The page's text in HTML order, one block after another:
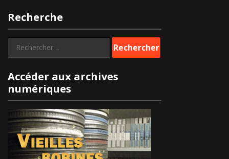
Recherche
Rechercher :
Accéder aux archives
numériques